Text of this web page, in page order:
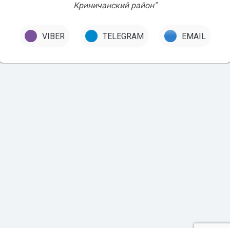
Криничанский район"
VIBER TELEGRAM EMAIL